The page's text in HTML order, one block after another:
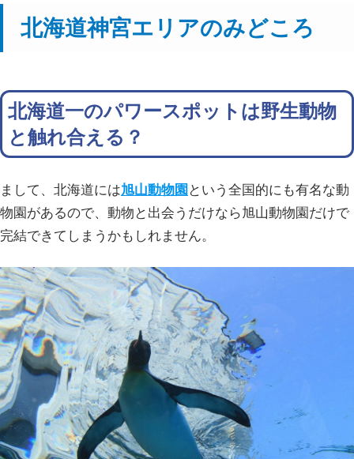
北海道神宮エリアのみどころ
北海道一のパワースポットは野生動物
と触れ合える？
まして、北海道には旭山動物園 という全国的にも有名な動
物園があるので、動物と出会うだけなら旭山動物園だけで
完結できてしまうかもしれません。